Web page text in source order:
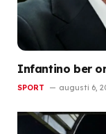
Infantino ber
SPORT augusti 6,